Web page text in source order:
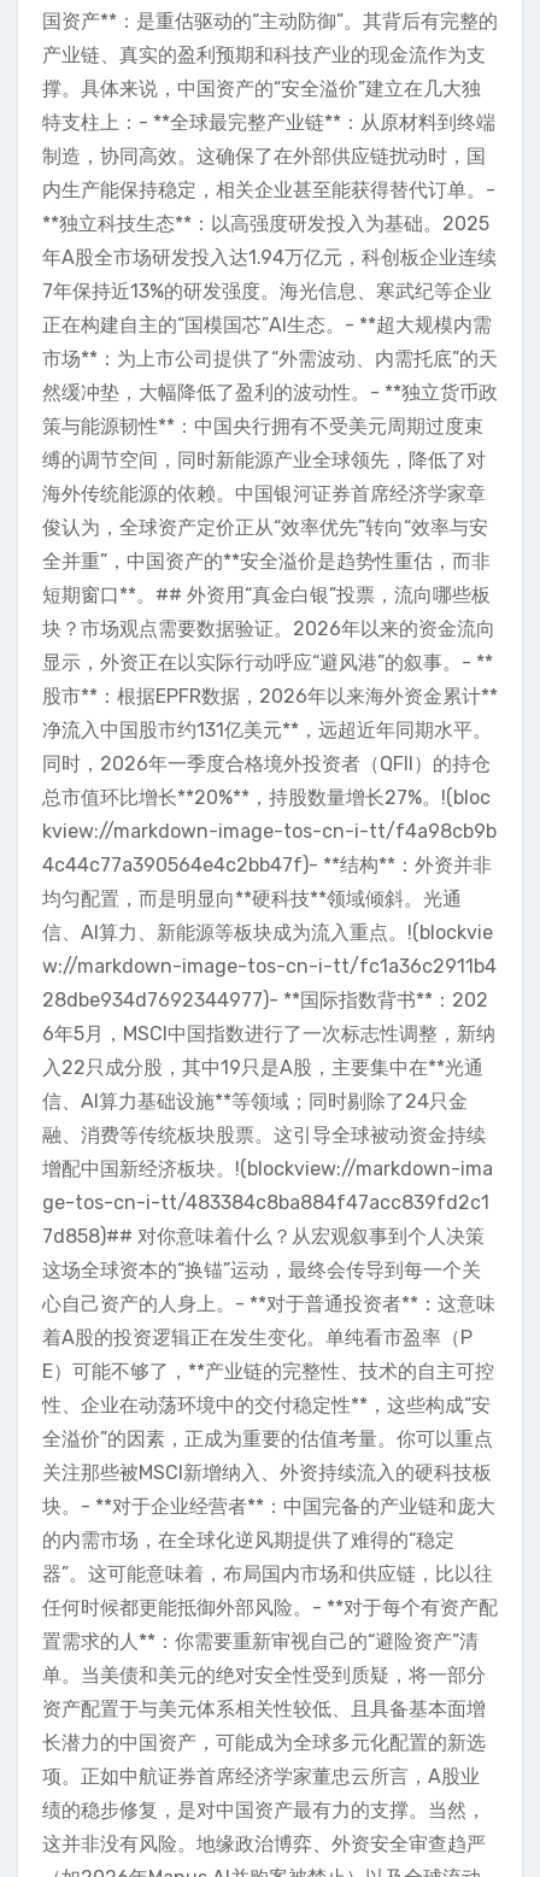
国资产**：是重估驱动的“主动防御”。其背后有完整的
产业链、真实的盈利预期和科技产业的现金流作为支
撑。具体来说，中国资产的“安全溢价”建立在几大独
特支柱上：- **全球最完整产业链**：从原材料到终端
制造，协同高效。这确保了在外部供应链扰动时，国
内生产能保持稳定，相关企业甚至能获得替代订单。-
**独立科技生态**：以高强度研发投入为基础。2025
年A股全市场研发投入达1.94万亿元，科创板企业连续
7年保持近13%的研发强度。海光信息、寒武纪等企业
正在构建自主的“国模国芯”AI生态。- **超大规模内需
市场**：为上市公司提供了“外需波动、内需托底”的天
然缓冲垫，大幅降低了盈利的波动性。- **独立货币政
策与能源韧性**：中国央行拥有不受美元周期过度束
缚的调节空间，同时新能源产业全球领先，降低了对
海外传统能源的依赖。中国银河证券首席经济学家章
俊认为，全球资产定价正从“效率优先”转向“效率与安
全并重”，中国资产的**安全溢价是趋势性重估，而非
短期窗口**。## 外资用“真金白银”投票，流向哪些板
块？市场观点需要数据验证。2026年以来的资金流向
显示，外资正在以实际行动呼应“避风港”的叙事。- **
股市**：根据EPFR数据，2026年以来海外资金累计**
净流入中国股市约131亿美元**，远超近年同期水平。
同时，2026年一季度合格境外投资者（QFII）的持仓
总市值环比增长**20%**，持股数量增长27%。!(bloc
kview://markdown-image-tos-cn-i-tt/f4a98cb9b
4c44c77a390564e4c2bb47f)- **结构**：外资并非
均匀配置，而是明显向**硬科技**领域倾斜。光通
信、AI算力、新能源等板块成为流入重点。!(blockvie
w://markdown-image-tos-cn-i-tt/fc1a36c2911b4
28dbe934d7692344977)- **国际指数背书**：202
6年5月，MSCI中国指数进行了一次标志性调整，新纳
入22只成分股，其中19只是A股，主要集中在**光通
信、AI算力基础设施**等领域；同时剔除了24只金
融、消费等传统板块股票。这引导全球被动资金持续
增配中国新经济板块。!(blockview://markdown-ima
ge-tos-cn-i-tt/483384c8ba884f47acc839fd2c1
7d858)## 对你意味着什么？从宏观叙事到个人决策
这场全球资本的“换锚”运动，最终会传导到每一个关
心自己资产的人身上。- **对于普通投资者**：这意味
着A股的投资逻辑正在发生变化。单纯看市盈率（P
E）可能不够了，**产业链的完整性、技术的自主可控
性、企业在动荡环境中的交付稳定性**，这些构成“安
全溢价”的因素，正成为重要的估值考量。你可以重点
关注那些被MSCI新增纳入、外资持续流入的硬科技板
块。- **对于企业经营者**：中国完备的产业链和庞大
的内需市场，在全球化逆风期提供了难得的“稳定
器”。这可能意味着，布局国内市场和供应链，比以往
任何时候都更能抵御外部风险。- **对于每个有资产配
置需求的人**：你需要重新审视自己的“避险资产”清
单。当美债和美元的绝对安全性受到质疑，将一部分
资产配置于与美元体系相关性较低、且具备基本面增
长潜力的中国资产，可能成为全球多元化配置的新选
项。正如中航证券首席经济学家董忠云所言，A股业
绩的稳步修复，是对中国资产最有力的支撑。当然，
这并非没有风险。地缘政治博弈、外资安全审查趋严